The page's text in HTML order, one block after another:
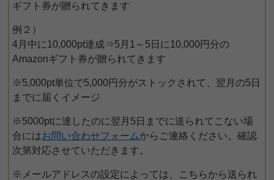
ギフト券が贈られてきます
例２）
4月中に10,000pt達成⇒5月1～5日に10,000円分の
Amazonギフト券が贈られてきます
※5,000pt単位で5,000円分がストックされて、翌月の5日
までに届くイメージ
※5000ptに達したのに翌月5日までに送られてこない場
合にはお問い合わせフォームからご連絡ください。確認
次第対応させていただきます。
※メールアドレスの設定によっては、こちらから送られ